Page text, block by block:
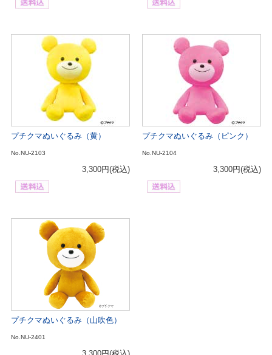
プチクマぬいぐるみ（黄）
No.NU-2103
3,300円(税込)
プチクマぬいぐるみ（ピンク）
No.NU-2104
3,300円(税込)
プチクマぬいぐるみ（山吹色）
No.NU-2401